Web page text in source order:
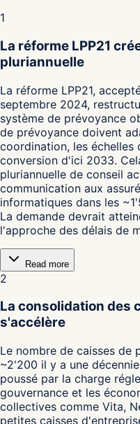
1
La réforme LPP21
pluriannuelle
La réforme LPP21,
septembre 2024,
système de prévoyance
de prévoyance doivent
coordination, les
conversion d'ici 2033.
pluriannuelle de conseil
communication aux
informatiques dans les
La demande devrait
l'approche des délais de
Read more
2
La consolidation des
s'accélère
Le nombre de caisses de
~2'200 il y a une
poussé par la charge
gouvernance et les
collectives comme Vita,
petites caisses